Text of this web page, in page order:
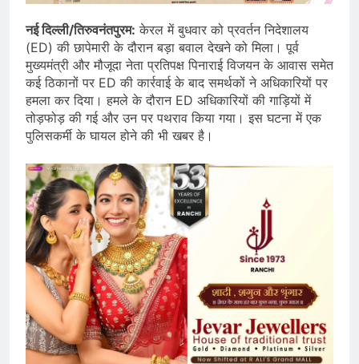
नई दिल्ली/तिरुवनंतपुरम: केरल में बुधवार को प्रवर्तन निदेशालय
(ED) की छापेमारी के दौरान बड़ा बवाल देखने को मिला। पूर्व
मुख्यमंत्री और मौजूदा नेता प्रतिपक्ष पिनाराई विजयन के आवास समेत
कई ठिकानों पर ED की कार्रवाई के बाद समर्थकों ने अधिकारियों पर
हमला कर दिया। हमले के दौरान ED अधिकारियों की गाड़ियों में
तोड़फोड़ की गई और उन पर पथराव किया गया। इस घटना में एक
पुलिसकर्मी के घायल होने की भी खबर है।